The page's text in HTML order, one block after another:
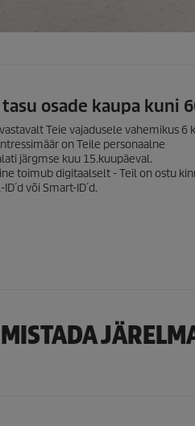
tasu osade kaupa kuni
Teie vajadusele vahemikus 6
on Teile personaalne
järgmse kuu 15.kuupäeval.
toimub digitaalselt - Teil on ostu
või Smart-ID´d.